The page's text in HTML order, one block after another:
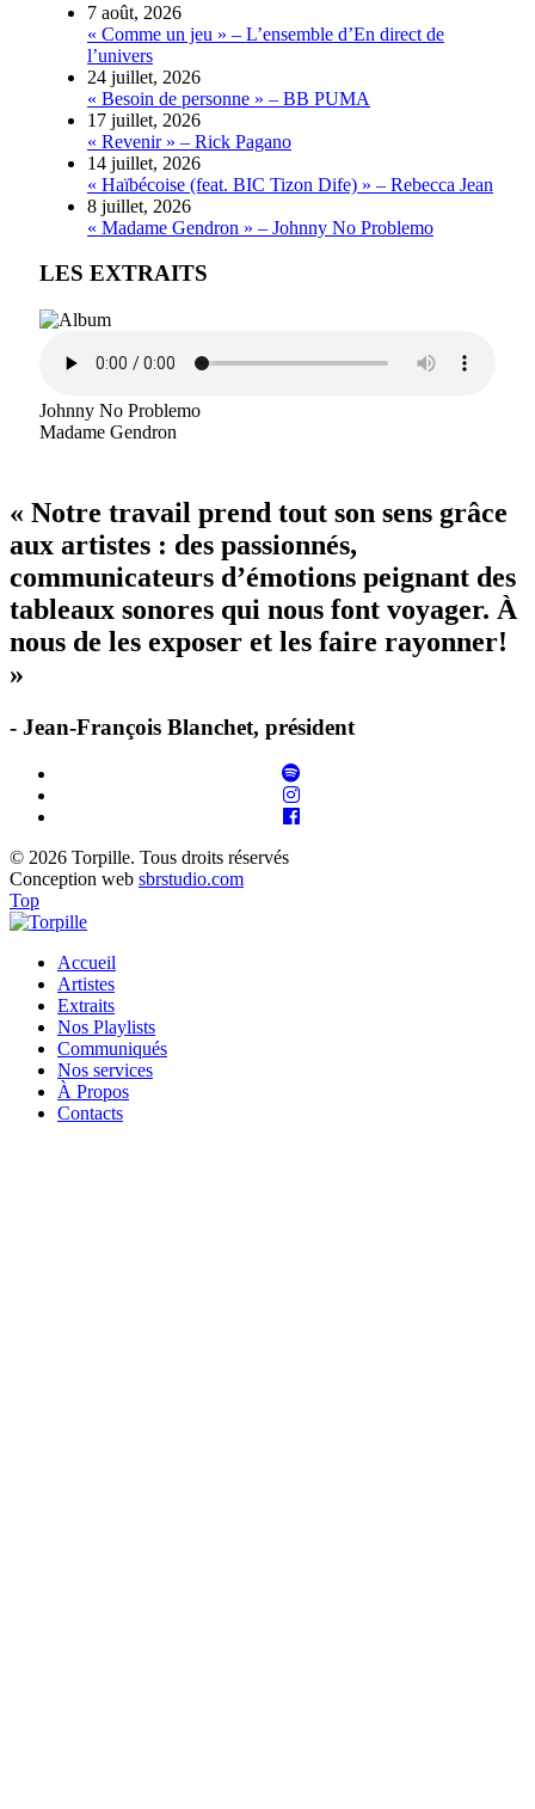
7 août, 2026
« Comme un jeu » – L’ensemble d’En direct de
l’univers
24 juillet, 2026
« Besoin de personne » – BB PUMA
17 juillet, 2026
« Revenir » – Rick Pagano
14 juillet, 2026
« Haïbécoise (feat. BIC Tizon Dife) » – Rebecca Jean
8 juillet, 2026
« Madame Gendron » – Johnny No Problemo
LES EXTRAITS
Johnny No Problemo
Madame Gendron
« Notre travail prend tout son sens grâce
aux artistes : des passionnés,
communicateurs d’émotions peignant des
tableaux sonores qui nous font voyager. À
nous de les exposer et les faire rayonner!
»
- Jean-François Blanchet, président
© 2026 Torpille. Tous droits réservés
Conception web sbrstudio.com
Top
Accueil
Artistes
Extraits
Nos Playlists
Communiqués
Nos services
À Propos
Contacts